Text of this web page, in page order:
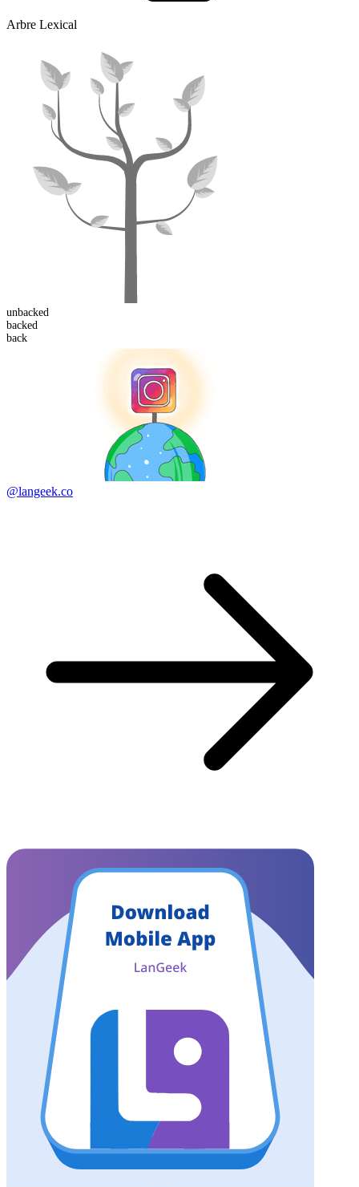
Arbre Lexical
unbacked
backed
back
@langeek.co